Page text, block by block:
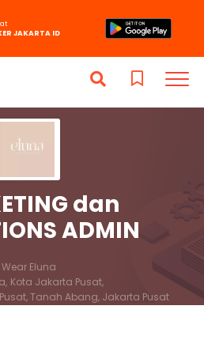
dan
ADMIN
Wear Eluna
Kota Jakarta Pusat,
Tanah Abang, Jakarta Pusat
JAKARTA ID